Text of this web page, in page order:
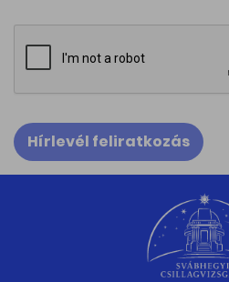
Hírlevél feliratkozás